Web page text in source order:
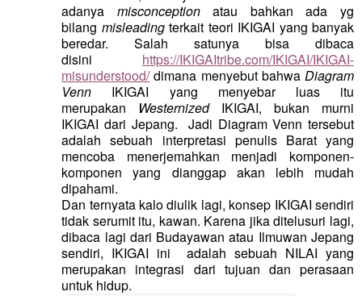
adanya misconceptionatau bahkan ada yg
bilang misleadingterkait teori IKIGAI yang banyak
beredar. Salah satunya bisa dibaca
disini https://IKIGAItribe.com/IKIGAI/IKIGAI-
misunderstood/dimana menyebut bahwa Diagram
Venn IKIGAI yang menyebar luas itu
merupakan WesternizedIKIGAI, bukan murni
IKIGAI dari Jepang. Jadi Diagram Venn tersebut
adalah sebuah interpretasi penulis Barat yang
mencoba menerjemahkan menjadi komponen-
komponen yang dianggap akan lebih mudah
dipahami.
Dan ternyata kalo diulik lagi, konsep IKIGAI sendiri
tidak serumit itu, kawan. Karena jika ditelusuri lagi,
dibaca lagi dari Budayawan atau Ilmuwan Jepang
sendiri, IKIGAI ini adalah sebuah NILAI yang
merupakan integrasi dari tujuan dan perasaan
untuk hidup.